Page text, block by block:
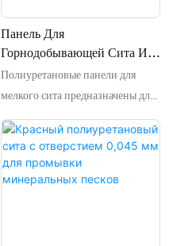
TH56-42, а также могут быть
разработаны другие профили.
Мы также предоставляем услуги
OEM для наших клиентов.
Панель Для
Горнодобывающей Сита Из
Полиуретана Толщиной
0,075 Мм, Размерами 1040 X
Для Промывки Угля.
Полиуретановые панели для
мелкого сита предназначены для
высокочастотных вибрационных
грохотов, в основном для
просеивания мелкозернистых
металлических песков, таких как: